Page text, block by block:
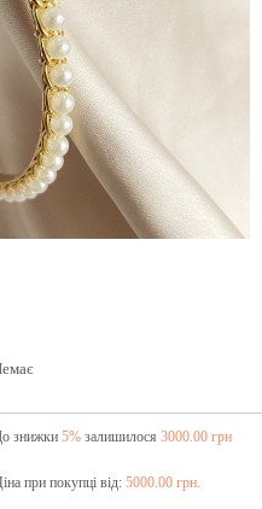
знижки 5%залишилося 3000.00 грн
при покупці від: 5000.00 грн.